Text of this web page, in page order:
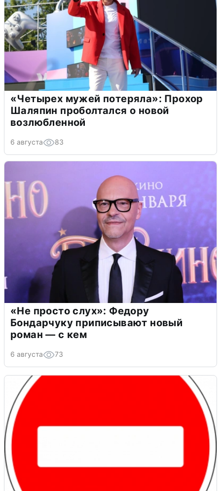
«Четырех мужей потеряла»: Прохор
Шаляпин проболтался о новой
возлюбленной
6 августа 83
«Не просто слух»: Федору
Бондарчуку приписывают новый
роман — с кем
6 августа 73